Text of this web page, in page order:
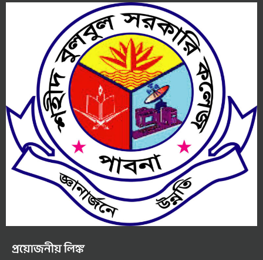
প্রয়োজনীয় লিঙ্ক